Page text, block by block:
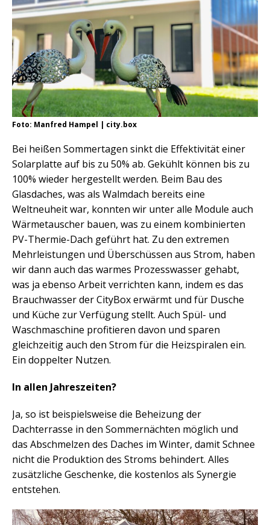
Foto: Manfred Hampel | city.box
Bei heißen Sommertagen sinkt die Effektivität einer
Solarplatte auf bis zu 50% ab. Gekühlt können bis zu
100% wieder hergestellt werden. Beim Bau des
Glasdaches, was als Walmdach bereits eine
Weltneuheit war, konnten wir unter alle Module auch
Wärmetauscher bauen, was zu einem kombinierten
PV-Thermie-Dach geführt hat. Zu den extremen
Mehrleistungen und Überschüssen aus Strom, haben
wir dann auch das warmes Prozesswasser gehabt,
was ja ebenso Arbeit verrichten kann, indem es das
Brauchwasser der CityBox erwärmt und für Dusche
und Küche zur Verfügung stellt. Auch Spül- und
Waschmaschine profitieren davon und sparen
gleichzeitig auch den Strom für die Heizspiralen ein.
Ein doppelter Nutzen.
In allen Jahreszeiten?
Ja, so ist beispielsweise die Beheizung der
Dachterrasse in den Sommernächten möglich und
das Abschmelzen des Daches im Winter, damit Schnee
nicht die Produktion des Stroms behindert. Alles
zusätzliche Geschenke, die kostenlos als Synergie
entstehen.